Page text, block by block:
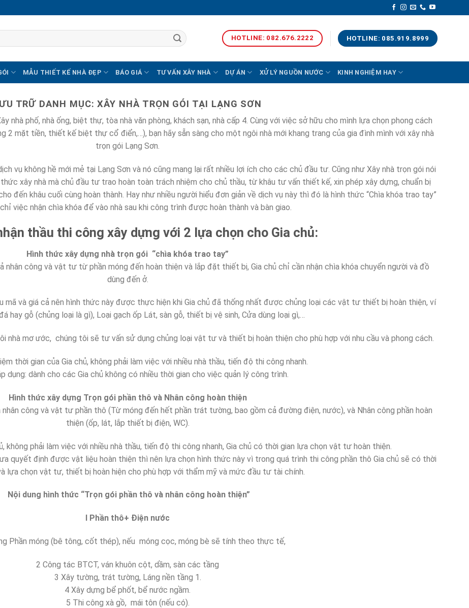
HOTLINE: 082.676.2222 HOTLINE: 085.919.8999
MẪU THIẾT KẾ NHÀ ĐẸP BÁO GIÁ TƯ VẤN XÂY NHÀ DỰ ÁN XỬ LÝ NGUỒN NƯỚC KINH NGHIỆM HAY
TRỮ DANH MỤC:XÂY NHÀ TRỌN GÓI TẠI LẠNG SƠN
nhà phố, nhà ống, biệt thự, tòa nhà văn phòng, khách sạn, nhà cấp 4. Cùng với việc sở hữu cho mình lựa chọn phong cách
mặt tiền, thiết kế biệt thự cổ điển,…), bạn hãy sẵn sàng cho một ngôi nhà mới khang trang của gia đình mình với xây nhà
trọn gói Lạng Sơn.
vụ không hề mới mẻ tại Lạng Sơn và nó cũng mang lại rất nhiều lợi ích cho các chủ đầu tư. Cũng như Xây nhà trọn gói nói
xây nhà mà chủ đầu tư trao hoàn toàn trách nhiệm cho chủ thầu, từ khâu tư vấn thiết kế, xin phép xây dựng, chuẩn bị
đến khâu cuối cùng hoàn thành. Hay như nhiều người hiểu đơn giản về dịch vụ này thì đó là hình thức “Chìa khóa trao tay”
việc nhận chìa khóa để vào nhà sau khi công trình được hoàn thành và bàn giao.
thầu thi công xây dựng với 2 lựa chọn cho Gia chủ:
Hình thức xây dựng nhà trọn gói “chìa khóa trao tay”
nhân công và vật tư từ phần móng đến hoàn thiện và lắp đặt thiết bị, Gia chủ chỉ cần nhận chìa khóa chuyển người và đồ
dùng đến ở.
mã và giá cả nên hình thức này được thực hiện khi Gia chủ đã thống nhất được chủng loại các vật tư thiết bị hoàn thiện, ví
hay gỗ (chủng loại là gì), Loại gạch ốp Lát, sàn gỗ, thiết bị vệ sinh, Cửa dùng loại gì,…
nhà mơ ước, chúng tôi sẽ tư vấn sử dụng chủng loại vật tư và thiết bị hoàn thiện cho phù hợp với nhu cầu và phong cách.
thời gian của Gia chủ, không phải làm việc với nhiều nhà thầu, tiến độ thi công nhanh.
dụng: dành cho các Gia chủ không có nhiều thời gian cho việc quản lý công trình.
Hình thức xây dựng Trọn gói phần thô và Nhân công hoàn thiện
công và vật tư phần thô (Từ móng đến hết phần trát tường, bao gồm cả đường điện, nước), và Nhân công phần hoàn
thiện (ốp, lát, lắp thiết bị điện, WC).
không phải làm việc với nhiều nhà thầu, tiến độ thi công nhanh, Gia chủ có thời gian lựa chọn vật tư hoàn thiện.
quyết định được vật liệu hoàn thiện thì nên lựa chọn hình thức này vì trong quá trình thi công phần thô Gia chủ sẽ có thời
lựa chọn vật tư, thiết bị hoàn hiện cho phù hợp với thẩm mỹ và mức đầu tư tài chính.
Nội dung hình thức “Trọn gói phần thô và nhân công hoàn thiện”
I Phần thô+ Điện nước
Phần móng (bê tông, cốt thép), nếu móng cọc, móng bè sẽ tính theo thực tế,
2 Công tác BTCT, ván khuôn cột, dầm, sàn các tầng
3 Xây tường, trát tường, Láng nền tầng 1.
4 Xây dựng bể phốt, bể nước ngầm.
5 Thi công xà gồ, mái tôn (nếu có).